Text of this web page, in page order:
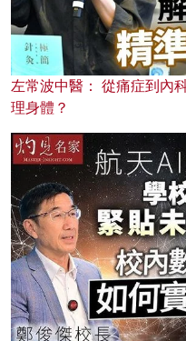
左常波中醫： 從痛症到內
理身體？